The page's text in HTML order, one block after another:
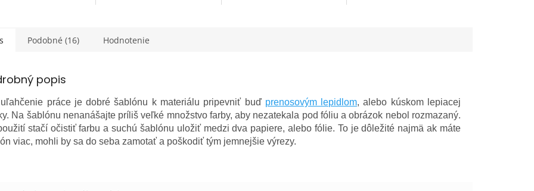
Podobné (16) Hodnotenie
popis
práce je dobré šablónu k materiálu pripevniť buď prenosovým lepidlom, alebo kúskom lepiacej
Na šablónu nenanášajte príliš veľké množstvo farby, aby nezatekala pod fóliu a obrázok nebol rozmazaný.
stačí očistiť farbu a suchú šablónu uložiť medzi dva papiere, alebo fólie. To je dôležité najmä ak máte
viac, mohli by sa do seba zamotať a poškodiť tým jemnejšie výrezy.